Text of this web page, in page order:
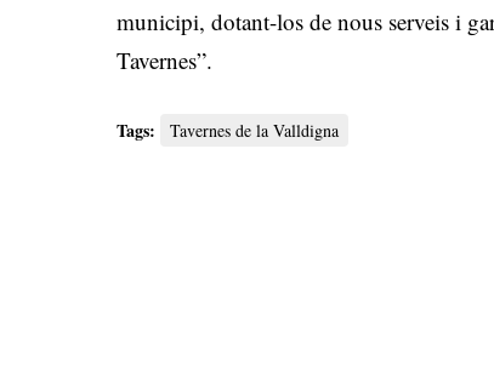
municipi, dotant-los de nous serveis i
Tavernes”.
Tags: Tavernes de la Valldigna